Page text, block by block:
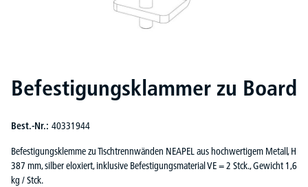
Befestigungsklammer zu Board
Best.-Nr.: 40331944
Befestigungsklemme zu Tischtrennwänden NEAPEL aus hochwertigem Metall, H
387 mm, silber eloxiert, inklusive Befestigungsmaterial VE = 2 Stck., Gewicht 1,6
kg / Stck.